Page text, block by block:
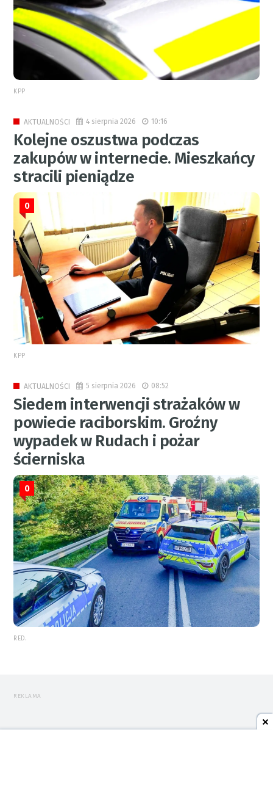
KPP
AKTUALNOŚCI 4 sierpnia 2026 10:16
Kolejne oszustwa podczas
zakupów w internecie. Mieszkańcy
stracili pieniądze
0
KPP
AKTUALNOŚCI 5 sierpnia 2026 08:52
Siedem interwencji strażaków w
powiecie raciborskim. Groźny
wypadek w Rudach i pożar
ścierniska
0
RED.
REKLAMA